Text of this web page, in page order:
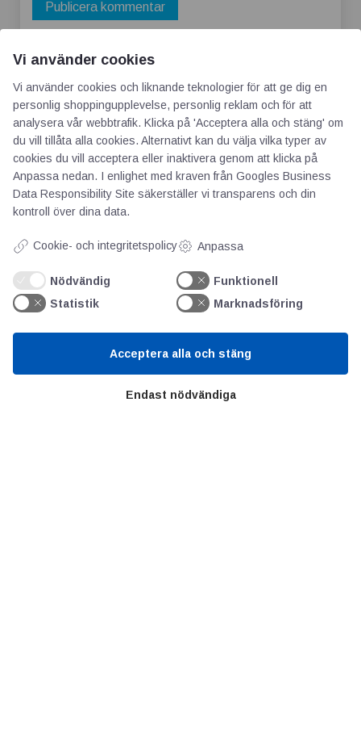
AOTI
Om oss
Kontakt
GDPR
Kunskapscentrum
SIFU
Chalmers Industriteknik
Vi använder cookies
Vi använder cookies och liknande teknologier för att ge dig en
personlig shoppingupplevelse, personlig reklam och för att
analysera vår webbtrafik. Klicka på 'Acceptera alla och stäng' om
du vill tillåta alla cookies. Alternativt kan du välja vilka typer av
cookies du vill acceptera eller inaktivera genom att klicka på
Anpassa nedan. I enlighet med kraven från Googles Business
Data Responsibility Site säkerställer vi transparens och din
kontroll över dina data.
Cookie- och integritetspolicy Anpassa
Nödvändig
Funktionell
Statistik
Marknadsföring
Endast nödvändiga
Acceptera alla och stäng